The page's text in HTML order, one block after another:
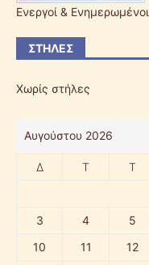
Ενεργοί & Ενημερωμένοι
ΣΤΉΛΕΣ
Χωρίς στήλες
Αυγούστου 2026
Δ Τ Τ
3
4 5
10
11 12